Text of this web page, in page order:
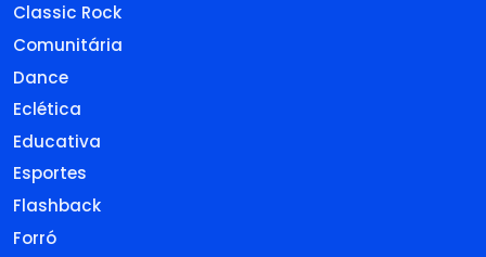
Classic Rock
Comunitária
Dance
Eclética
Educativa
Esportes
Flashback
Forró